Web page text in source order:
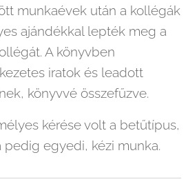
munkaévek után a kollégák
ajándékkal lepték meg a
A könyvben
iratok és leadott
könyvvé összefűzve.
kérése volt a betűtípus,
egyedi, kézi munka.